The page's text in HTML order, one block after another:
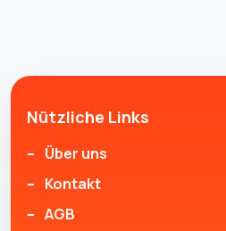
Nützliche Links
Über uns
Kontakt
AGB